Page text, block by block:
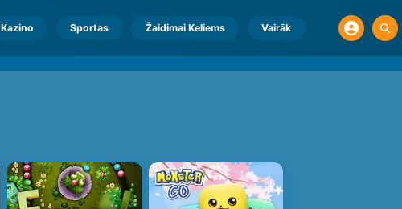
Kazino Sportas Žaidimai Keliems Vairāk